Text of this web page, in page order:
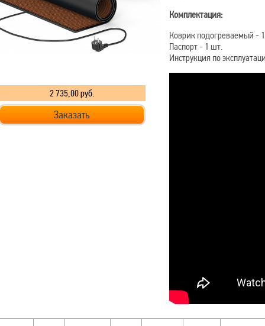
2 735,00руб.
Заказать
Комплектация:
Коврик подогреваемый -
Паспорт - 1 шт.
Инструкция по